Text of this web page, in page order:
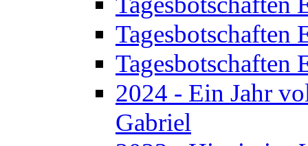
Tagesbotschaften
Tagesbotschaften
2024 - Ein Jahr
Gabriel